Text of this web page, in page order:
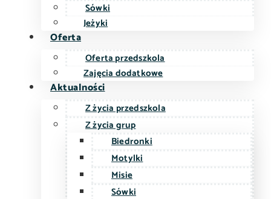
Sówki
Jeżyki
Oferta
Oferta przedszkola
Zajęcia dodatkowe
Aktualności
Z życia przedszkola
Z życia grup
Biedronki
Motylki
Misie
Sówki